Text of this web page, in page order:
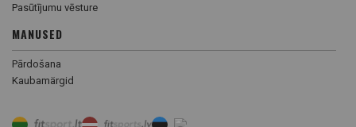
Pasūtījumu vēsture
MANUSED
Pārdošana
Kaubamärgid